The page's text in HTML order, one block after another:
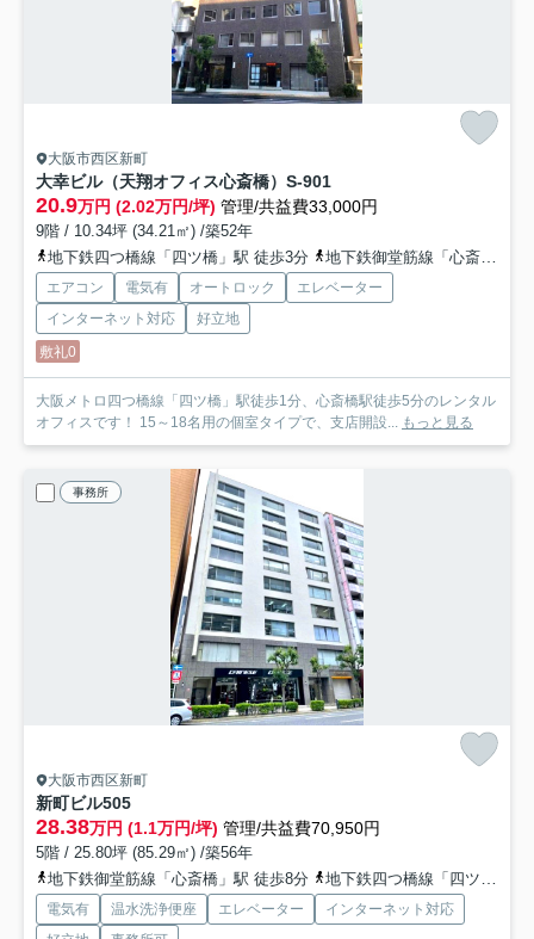
大阪市西区新町
大幸ビル（天翔オフィス心斎橋） S-901
20.9万円 (2.02万円/坪) 管理/共益費33,000円
9階 / 10.34坪 (34.21㎡) /築52年
地下鉄四つ橋線「四ツ橋」駅 徒歩3分
地下鉄御堂筋線「心斎橋」駅 徒歩5分
エアコン 電気有 オートロック
エレベーター
インターネット対応
好立地
敷礼0
大阪メトロ四つ橋線「四ツ橋」駅徒歩1分、心斎橋駅徒歩5分のレンタル
オフィスです！ 15～18名用の個室タイプで、支店開設...
もっと見る
事務所
大阪市西区新町
新町ビル505
28.38万円 (1.1万円/坪) 管理/共益費70,950円
5階 / 25.80坪 (85.29㎡) /築56年
地下鉄御堂筋線「心斎橋」駅 徒歩8分
地下鉄四つ橋線「四ツ橋」駅 徒歩6分
電気有 温水洗浄便座 エレベーター
インターネット対応